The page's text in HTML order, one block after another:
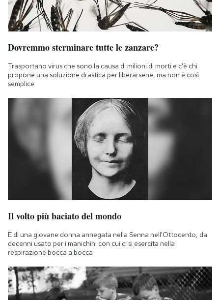
Dovremmo sterminare tutte le zanzare?
Trasportano virus che sono la causa di milioni di morti e c'è chi
propone una soluzione drastica per liberarsene, ma non è così
semplice
Il volto più baciato del mondo
È di una giovane donna annegata nella Senna nell'Ottocento, da
decenni usato per i manichini con cui ci si esercita nella
respirazione bocca a bocca